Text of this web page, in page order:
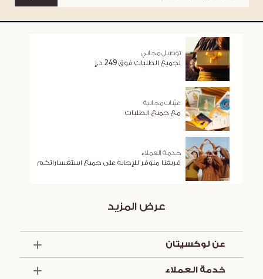
توصيل مجاني
لجميع الطلبات فوق 249 د.إ
عيّنات مجانية
مع جميع الطلبات
خدمة العملاء
فريقنا متوفر للإجابة على جميع استفساراتكم
عرض المزيد
عن لوكسيتان
خدمة العملاء